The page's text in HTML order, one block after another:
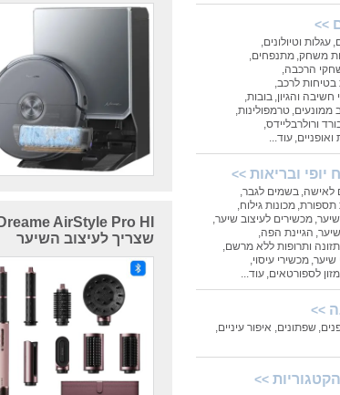
>>
, עגלות וטיולונים,
משחק, מתנפחים,
הרכבה,
בטיחות לרכב,
והגיון, בובות,
ממונעים, טרמפולינות,
ורולרבליידס,
ואופניים, עוד...
יופי ובריאות >>
לאישה, בשמים לגבר,
תספורת, מכונות גילוח,
, מכשירים לעיצוב שיער,
, הגיינת הפה,
ותרופות ללא מרשם,
שיער, מכשירי עיסוי,
לספורטאים, עוד...
>>
, שפתונים, איפור עיניים,
>>
שצריך לעיצוב השיער